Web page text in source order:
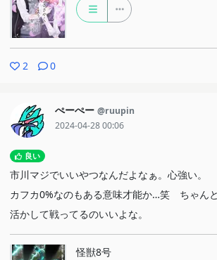
2 0
ぺーぺー @ruupin
2024-04-28 00:06
良い
市川マジでいいやつなんだよなぁ。心強い。
カフカ0%なのもある意味才能か…笑 ちゃん
活かして戦ってるのいいよな。
怪獣8号